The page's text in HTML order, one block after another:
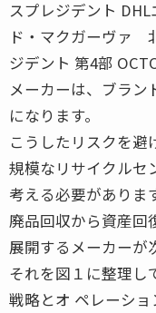
スプレジデント
ド・マクガーヴァ
ジデント 第4部
メーカーは、ブラン
になります。
こうしたリスクを避
規模なリサイクルセ
考える必要がありま
廃品回収から資産
展開するメーカーが
それを図１に整理し
戦略とオ ペレーシ